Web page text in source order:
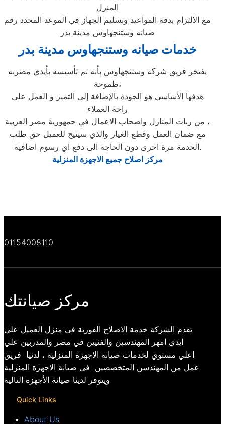
المنزل
مع الالتزام بدقة المواعيد وتسليم الجهاز في الموعد المحدد رقم
صيانه وستنجهاوس مدينة بدر
خدمات صيانه وستنجهاوس مدينة بدر
يفتخر فريق شركة وستنجهاوس بأنه تم تأسيسه بأيدي مصرية
طموحة،
هدفها الأساسي هو الجودة بالإضافة إلى التميز و العمل على
راحة العملاء
من ربات المنازل واصحاب الاعمال في جمهورية مصر العربية ،
مع ضمان العمل وقطع الغيار والذي سيتيح للعميل حق طلب
الخدمة مرة اخرى دون الحاجة الى دفع اي رسوم اضافية.
مركز اصلاح جميع الاجهزة المنزلية
01154008110
مركز صيانتك
تقدم الشركة خدمة الاصلاح الفورية في منزل العميل علي
ايدي امهر المهندسين والفنيين في مصر والمدربين علي
اعلي مستوي لخدمات صيانة الاجهزة المنزلية ، لدنيا فريق
عمل من المهندسن المتخصصين فى صيانة الاجهزة المنزلية
ويتوفر لدينا صيانة الأجهزة التالية
Quick Links
About Us